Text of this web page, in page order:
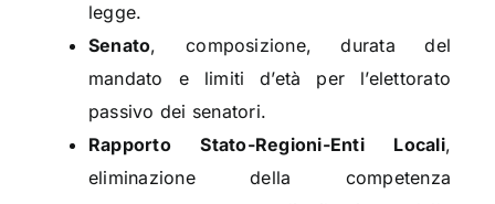
legge.
Senato, composizione, durata del
mandato e limiti d’età per l’elettorato
passivo dei senatori.
Rapporto Stato-Regioni-Enti Locali,
eliminazione della competenza